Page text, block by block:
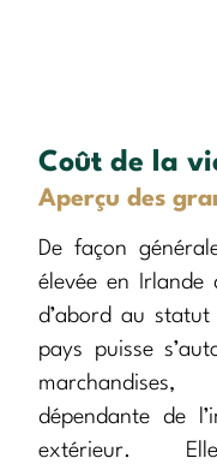
Coût de la
Aperçu des
De façon
élevée en Irlande
d’abord au statut
pays puisse
dépendante de
extérieur.